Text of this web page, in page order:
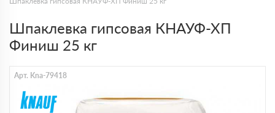
Шпаклевка гипсовая КНАУФ-ХП
Финиш 25 кг
Арт. Kna-79418